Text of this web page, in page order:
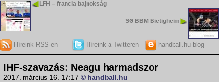
LFH – francia bajnokság
SG BBM Bietigheim
Híreink RSS-en Híreink a Twitteren handball.hu blog
IHF-szavazás: Neagu harmadszor
2017. március 16. 17:17 © handball.hu